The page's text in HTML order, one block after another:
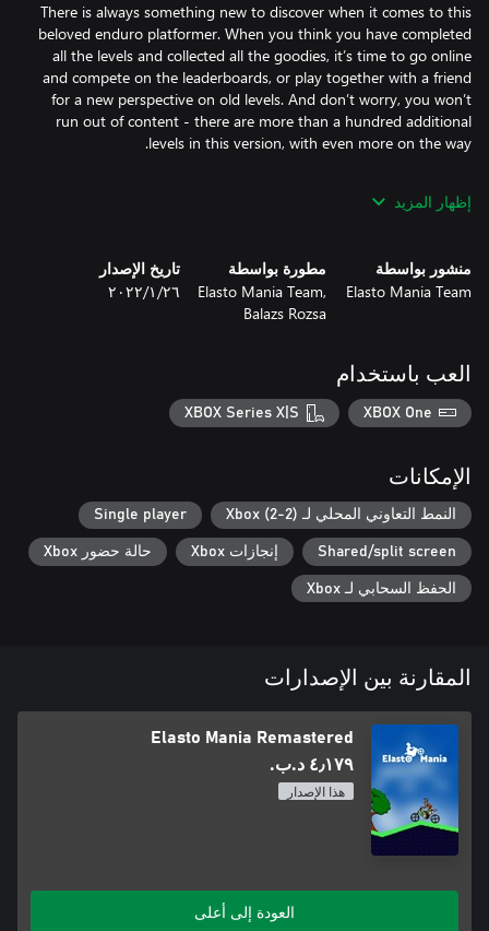
There is always something new to discover when it comes to this
beloved enduro platformer. When you think you have completed
all the levels and collected all the goodies, it’s time to go online
and compete on the leaderboards, or play together with a friend
for a new perspective on old levels. And don’t worry, you won’t
run out of content - there are more than a hundred additional
still going strong. A lot has happened in the past two decades,
but this fully formed cult classic is still the same “hard, but casual,
but hard” retro game we all love. Play it now in its best form!
إظهار المزيد
منشور بواسطة
Elasto Mania Team
مطورة بواسطة
Elasto Mania Team,
Balazs Rozsa
تاريخ الإصدار
٢٦‏/١‏/٢٠٢٢
العب باستخدام
XBOX One
XBOX Series X|S
الإمكانات
النمط التعاوني المحلي لـ Xbox (2-2) Single player
Shared/split screen إنجازات Xbox حالة حضور Xbox
الحفظ السحابي لـ Xbox
المقارنة بين الإصدارات
Elasto Mania Remastered
٤٫١٧٩ د.ب.‏
هذا الإصدار
العودة إلى أعلى